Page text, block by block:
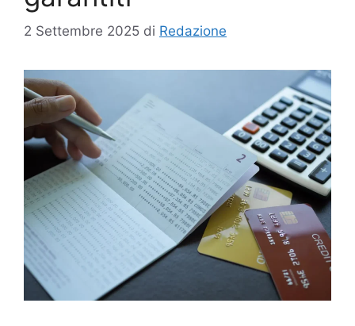
2 Settembre 2025 di Redazione